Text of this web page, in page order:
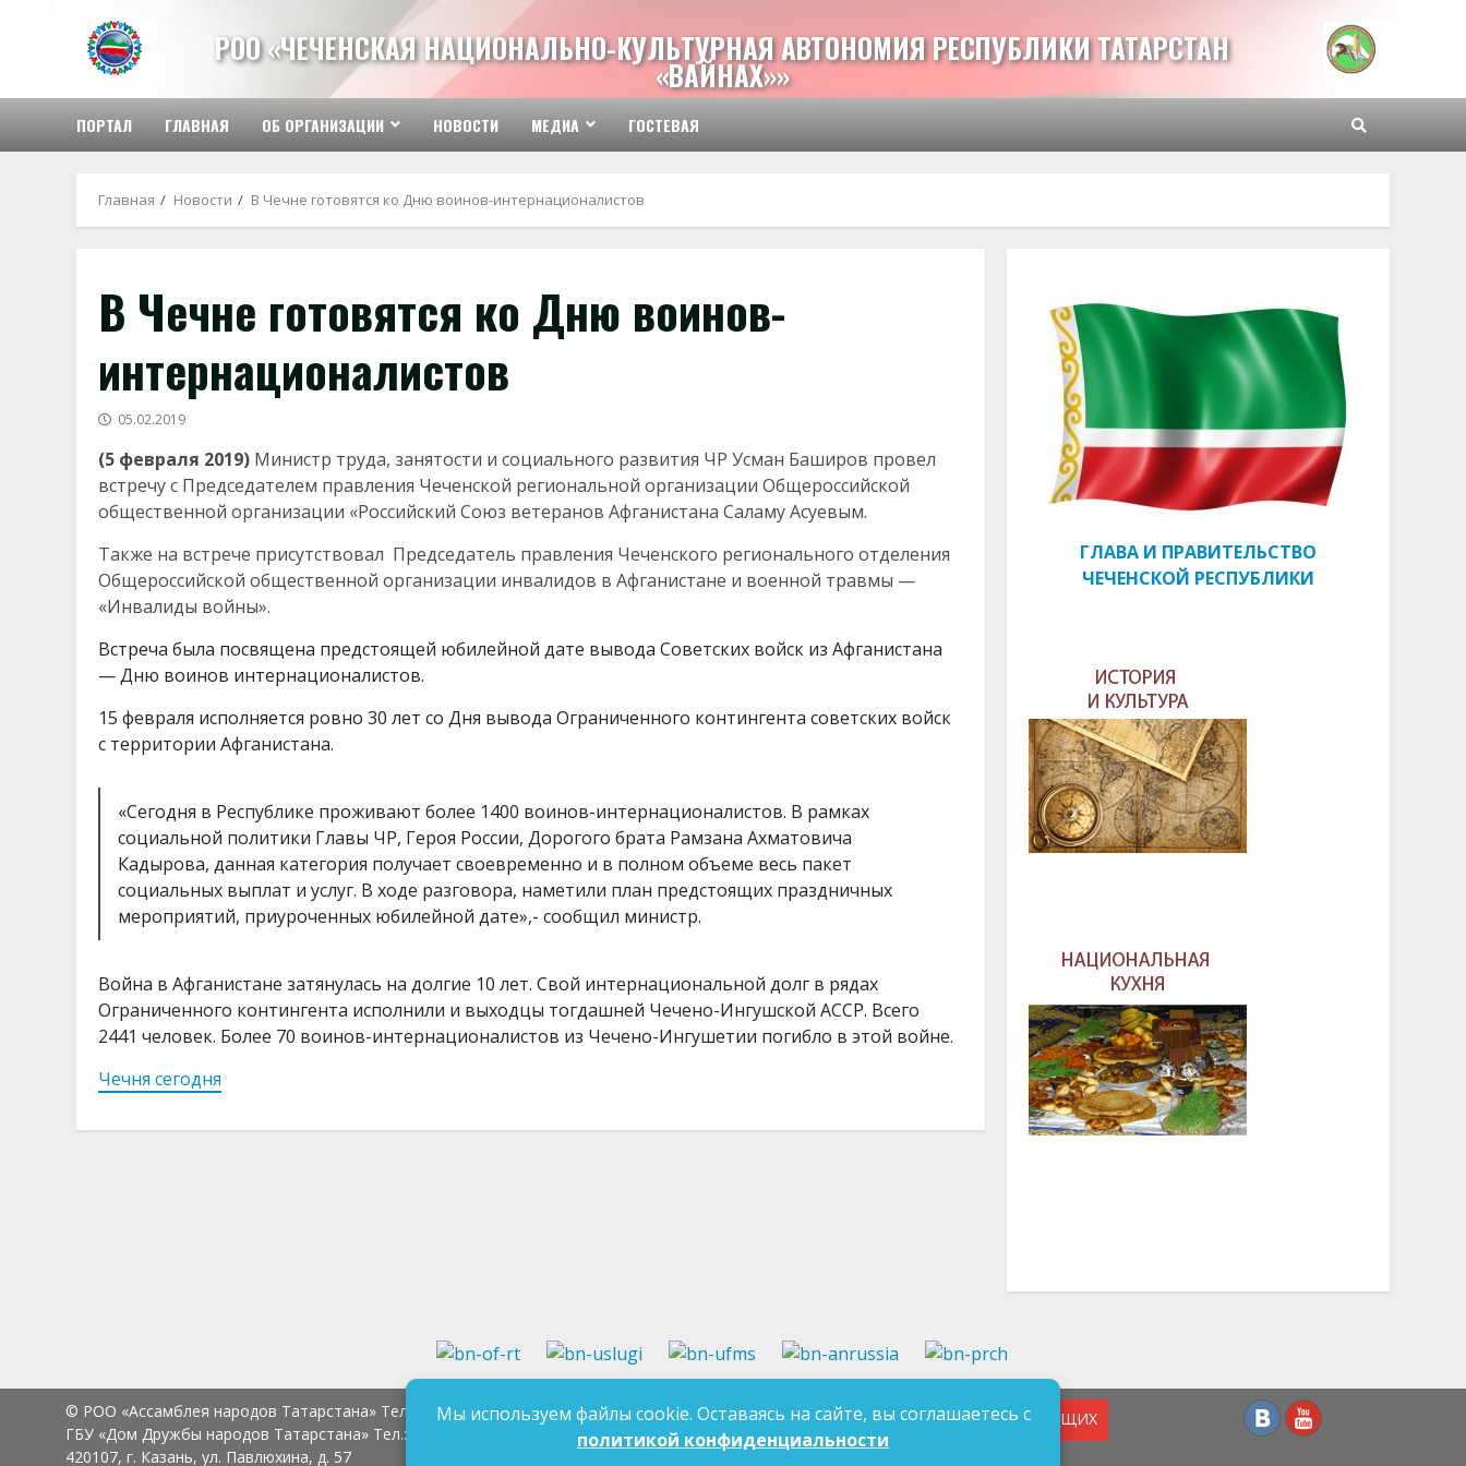
содержимому
РОО «ЧЕЧЕНСКАЯ НАЦИОНАЛЬНО-КУЛЬТУРНАЯ АВТОНОМИЯ РЕСПУБЛИКИ ТАТАРСТАН
«ВАЙНАХ»»
ПОРТАЛ ГЛАВНАЯ ОБ ОРГАНИЗАЦИИ НОВОСТИ МЕДИА ГОСТЕВАЯ
Главная Новости В Чечне готовятся ко Дню воинов-интернационалистов
В Чечне готовятся ко Дню воинов-
интернационалистов
05.02.2019
(5 февраля 2019) Министр труда, занятости и социального развития ЧР Усман Баширов провел
встречу с Председателем правления Чеченской региональной организации Общероссийской
общественной организации «Российский Союз ветеранов Афганистана Саламу Асуевым.
Также на встрече присутствовал Председатель правления Чеченского регионального отделения
Общероссийской общественной организации инвалидов в Афганистане и военной травмы —
«Инвалиды войны».
Встреча была посвящена предстоящей юбилейной дате вывода Советских войск из Афганистана
— Дню воинов интернационалистов.
15 февраля исполняется ровно 30 лет со Дня вывода Ограниченного контингента советских войск
с территории Афганистана.
«Сегодня в Республике проживают более 1400 воинов-интернационалистов. В рамках
социальной политики Главы ЧР, Героя России, Дорогого брата Рамзана Ахматовича
Кадырова, данная категория получает своевременно и в полном объеме весь пакет
социальных выплат и услуг. В ходе разговора, наметили план предстоящих праздничных
мероприятий, приуроченных юбилейной дате»,- сообщил министр.
Война в Афганистане затянулась на долгие 10 лет. Свой интернациональной долг в рядах
Ограниченного контингента исполнили и выходцы тогдашней Чечено-Ингушской АССР. Всего
2441 человек. Более 70 воинов-интернационалистов из Чечено-Ингушетии погибло в этой войне.
Чечня сегодня
ГЛАВА И ПРАВИТЕЛЬСТВО
ЧЕЧЕНСКОЙ РЕСПУБЛИКИ
ДЛЯ СЛАБОВИДЯЩИХ
© РОО «Ассамблея народов Татарстана» Тел.: 8 (843) 237-97-99E-mail:an-tatarstan@yandex.ru
ГБУ «Дом Дружбы народов Татарстана» Тел.:
E-mail:mk.ddn@tatar.ru
420107, г. Казань, ул. Павлюхина, д. 57
Мы используем файлы cookie. Оставаясь на сайте, вы соглашаетесь с
политикой конфиденциальности